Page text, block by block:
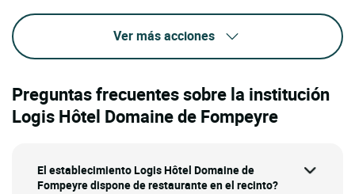
Ver más acciones
Preguntas frecuentes sobre la institución
Logis Hôtel Domaine de Fompeyre
El establecimiento Logis Hôtel Domaine de
Fompeyre dispone de restaurante en el recinto?